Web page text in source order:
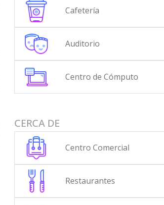
Cafetería
Auditorio
Centro de Cómputo
CERCA DE
Centro Comercial
Restaurantes